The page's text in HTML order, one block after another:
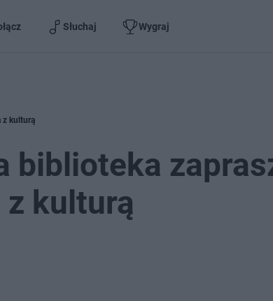
Słuchaj Wygraj
z kulturą
biblioteka
kulturą